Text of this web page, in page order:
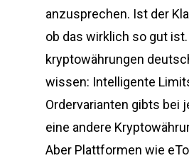
anzusprechen. Ist der
ob das wirklich so gut
kryptowährungen
wissen: Intelligente
Ordervarianten gibts bei
eine andere
Aber Plattformen wie